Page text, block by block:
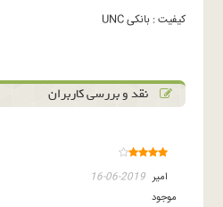
کیفیت : بانکی UNC
نقد و بررسی کاربران
امیر 2019-06-16
موجود